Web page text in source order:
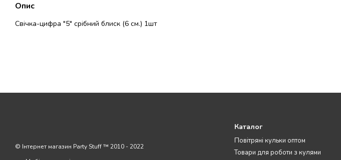
Опис
Свічка-цифра "5" срібний блиск (6 см.) 1шт
© Інтернет магазин Party Stuff ™ 2010 - 2022
Каталог
Повітряні кульки оптом
Товари для роботи з кулями